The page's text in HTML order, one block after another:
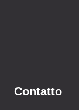
Contatto